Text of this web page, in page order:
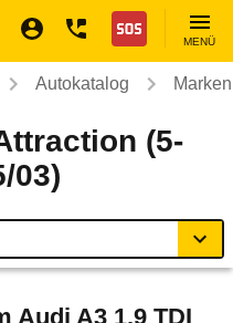
Nothilfe
MENÜ
Autokatalog
(5-
03)
Audi A3 1.9 TDI